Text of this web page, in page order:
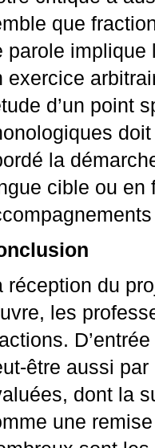
que
parole implique
exercice
d’un point
la
cible ou
réception du
les
être aussi
dont la
une